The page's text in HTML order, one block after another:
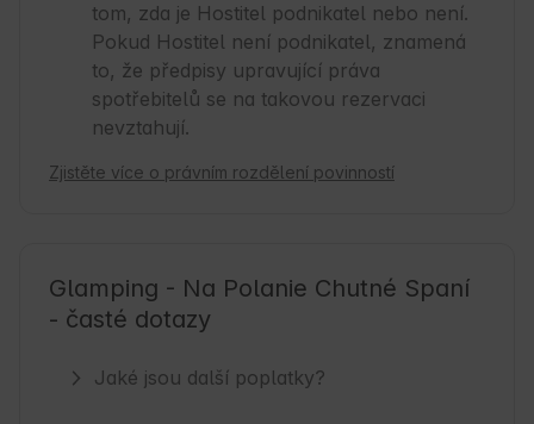
tom, zda je Hostitel podnikatel nebo není.
Pokud Hostitel není podnikatel, znamená
to, že předpisy upravující práva
spotřebitelů se na takovou rezervaci
nevztahují.
Zjistěte více o právním rozdělení povinností
Glamping - Na Polanie Chutné Spaní
- časté dotazy
Jaké jsou další poplatky?